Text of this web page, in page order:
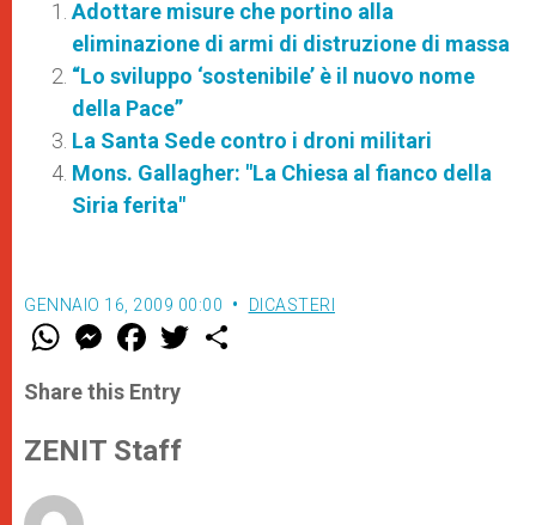
Adottare misure che portino alla
eliminazione di armi di distruzione di massa
“Lo sviluppo ‘sostenibile’ è il nuovo nome
della Pace”
La Santa Sede contro i droni militari
Mons. Gallagher: "La Chiesa al fianco della
Siria ferita"
GENNAIO 16, 2009 00:00 DICASTERI
W
t
s
p
p
M
e
s
e
g
e
F
a
e
b
o
k
w
Share this Entry
ZENIT Staff